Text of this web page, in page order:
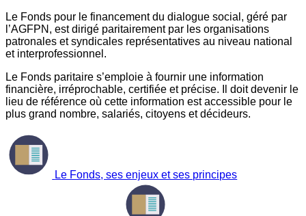
Le Fonds pour le financement du dialogue social, géré par
l’AGFPN, est dirigé paritairement par les organisations
patronales et syndicales représentatives au niveau national
et interprofessionnel.
Le Fonds paritaire s’emploie à fournir une information
financière, irréprochable, certifiée et précise. Il doit devenir le
lieu de référence où cette information est accessible pour le
plus grand nombre, salariés, citoyens et décideurs.
Le Fonds, ses enjeux et ses principes